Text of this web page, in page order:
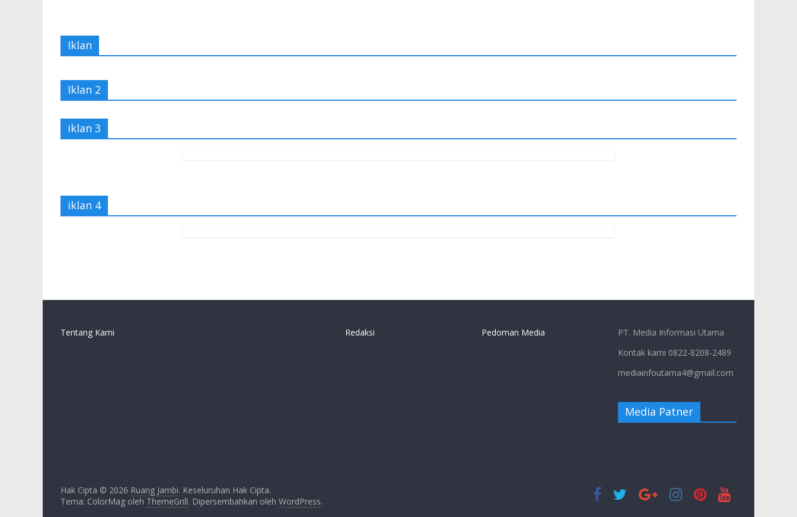
Iklan
Iklan 2
iklan 3
iklan 4
Tentang Kami Redaksi Pedoman Media
PT. Media Informasi Utama
Kontak kami 0822-8208-2489
mediainfoutama4@gmail.com
Media Patner
Hak Cipta © 2026 Ruang Jambi. Keseluruhan Hak Cipta.
Tema: ColorMag oleh ThemeGrill. Dipersembahkan oleh WordPress.